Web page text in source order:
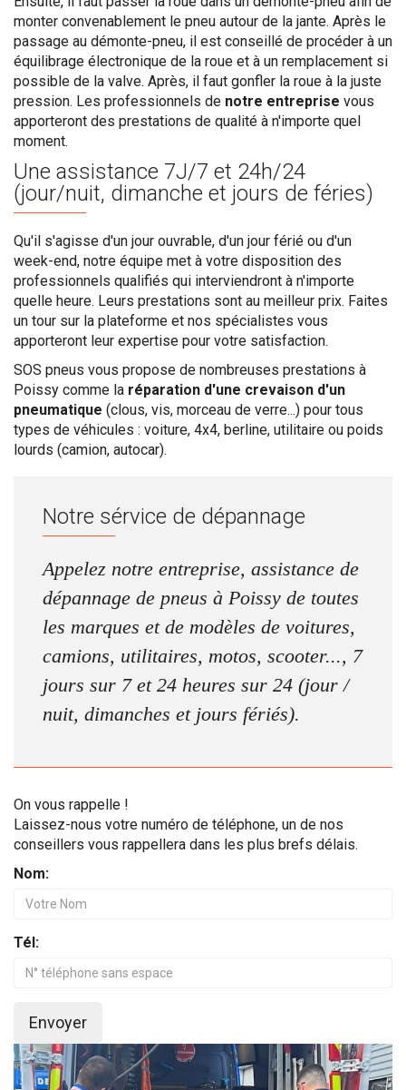
monter convenablement le pneu autour de la jante. Après le
passage au démonte-pneu, il est conseillé de procéder à un
équilibrage électronique de la roue et à un remplacement si
possible de la valve. Après, il faut gonfler la roue à la juste
pression. Les professionnels de notre entreprise vous
apporteront des prestations de qualité à n'importe quel
moment.
Une assistance 7J/7 et 24h/24
(jour/nuit, dimanche et jours de féries)
Qu'il s'agisse d'un jour ouvrable, d'un jour férié ou d'un
week-end, notre équipe met à votre disposition des
professionnels qualifiés qui interviendront à n'importe
quelle heure. Leurs prestations sont au meilleur prix. Faites
un tour sur la plateforme et nos spécialistes vous
apporteront leur expertise pour votre satisfaction.
SOS pneus vous propose de nombreuses prestations à
Poissy comme la réparation d'une crevaison d'un
pneumatique (clous, vis, morceau de verre...) pour tous
types de véhicules : voiture, 4x4, berline, utilitaire ou poids
lourds (camion, autocar).
Notre sérvice de dépannage
Appelez notre entreprise, assistance de
dépannage de pneus à Poissy de toutes
les marques et de modèles de voitures,
camions, utilitaires, motos, scooter..., 7
jours sur 7 et 24 heures sur 24 (jour /
nuit, dimanches et jours fériés).
On vous rappelle !
Laissez-nous votre numéro de téléphone, un de nos
conseillers vous rappellera dans les plus brefs délais.
Nom:
Tél:
Envoyer